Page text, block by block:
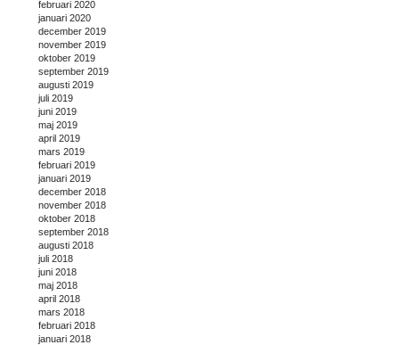
februari 2020
januari 2020
december 2019
november 2019
oktober 2019
september 2019
augusti 2019
juli 2019
juni 2019
maj 2019
april 2019
mars 2019
februari 2019
januari 2019
december 2018
november 2018
oktober 2018
september 2018
augusti 2018
juli 2018
juni 2018
maj 2018
april 2018
mars 2018
februari 2018
januari 2018